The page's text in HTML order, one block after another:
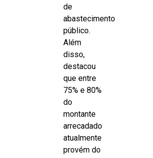
de
abastecimento
público.
Além
disso,
destacou
que entre
75% e 80%
do
montante
arrecadado
atualmente
provém do